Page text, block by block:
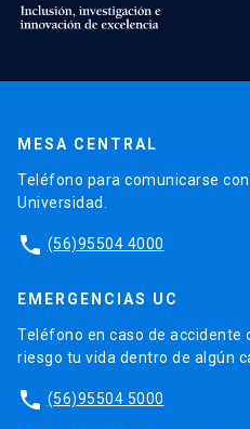
MESA CENTRAL
Teléfono para comunicarse
Universidad.
phone (56)95504 4000
EMERGENCIAS UC
Teléfono en caso de accidente
riesgo tu vida dentro de algún
phone (56)95504 5000